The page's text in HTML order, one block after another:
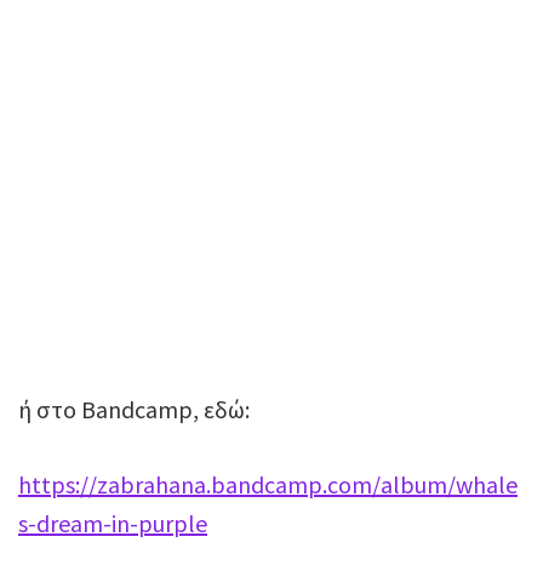
ή στο Bandcamp, εδώ:
https://zabrahana.bandcamp.com/album/whale
s-dream-in-purple